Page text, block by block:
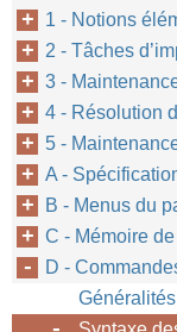
FR
1 - Notions
2 - Tâches
3 -
4 - Résolution
5 -
A -
B - Menus du
C - Mémoire
D -
Généralités